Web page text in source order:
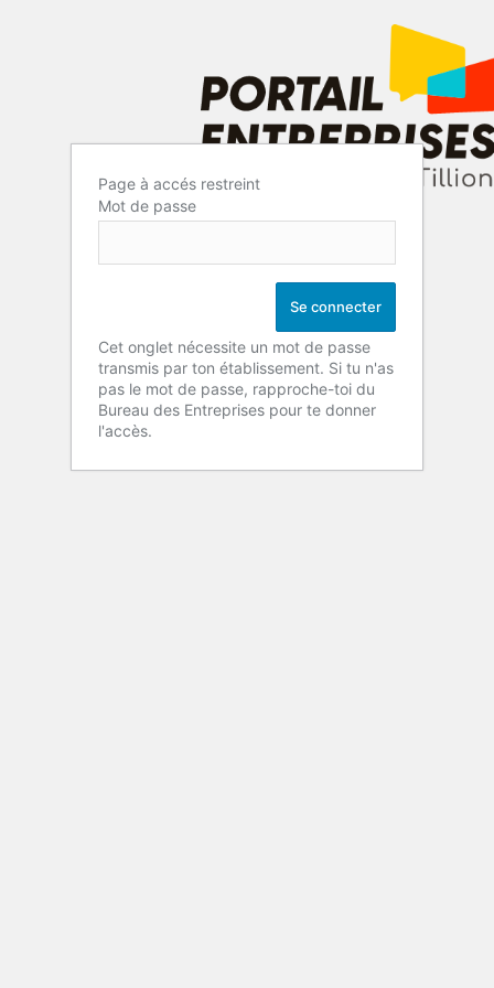
Page à accés restreint
Mot de passe
Cet onglet nécessite un mot de passe
transmis par ton établissement. Si tu n'as
pas le mot de passe, rapproche-toi du
Bureau des Entreprises pour te donner
l'accès.